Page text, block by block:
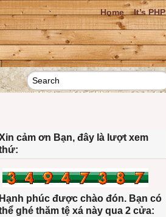
Home It’s PHP
cảm ơn Bạn, đây là lượt xem
phúc được chào đón. Bạn có
ghé thăm tệ xá này qua 2 cửa: